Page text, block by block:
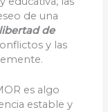
de una
de
y las
es algo
estable y